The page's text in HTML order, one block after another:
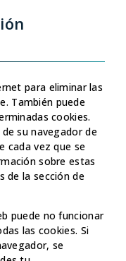
para eliminar las
También puede
cookies.
su navegador de
cada vez que se
sobre estas
de la sección de
puede no funcionar
las cookies. Si
se